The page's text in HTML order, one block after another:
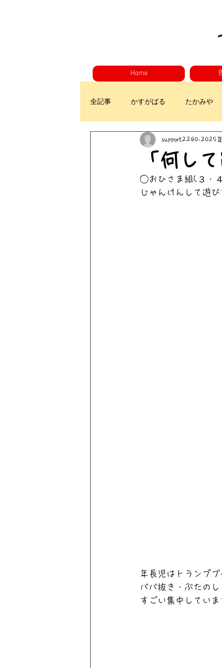
Home
全記事 かすがばる たかみや
「何して
support2240 2025
◯おひさま組(３・
じゃんけんして遊び
年長児はトランプブ
ババ抜き・ぶたの
すごい集中していま